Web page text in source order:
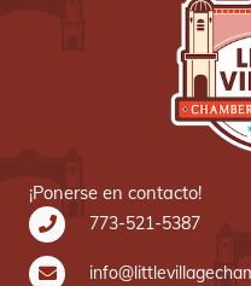
¡Ponerse en contacto!
773-521-5387